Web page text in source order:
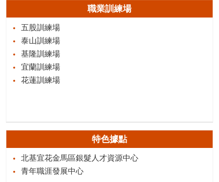
職業訓練場
五股訓練場
泰山訓練場
基隆訓練場
宜蘭訓練場
花蓮訓練場
特色據點
北基宜花金馬區銀髮人才資源中心
青年職涯發展中心